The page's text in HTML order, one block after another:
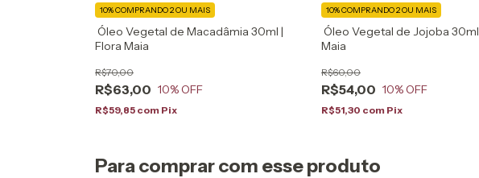
Óleo Vegetal de Macadâmia 30ml |
Flora Maia
R$63,00
R$70,00
10% OFF
10%COMPRANDO 2 OU MAIS
R$59,85 com Pix
Óleo Vegetal de Jojoba 30ml
Maia
R$54,00
R$60,00
10% OFF
10%COMPRANDO 2 OU MAIS
R$51,30 com Pix
Para comprar com esse produto